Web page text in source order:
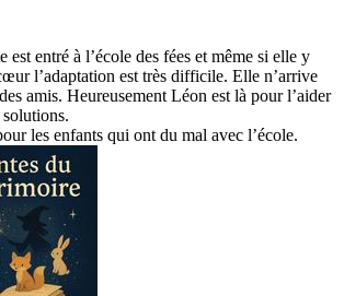
est entré à l’école des fées et même si elle y
l’adaptation est très difficile. Elle n’arrive
amis. Heureusement Léon est là pour l’aider
les enfants qui ont du mal avec l’école.